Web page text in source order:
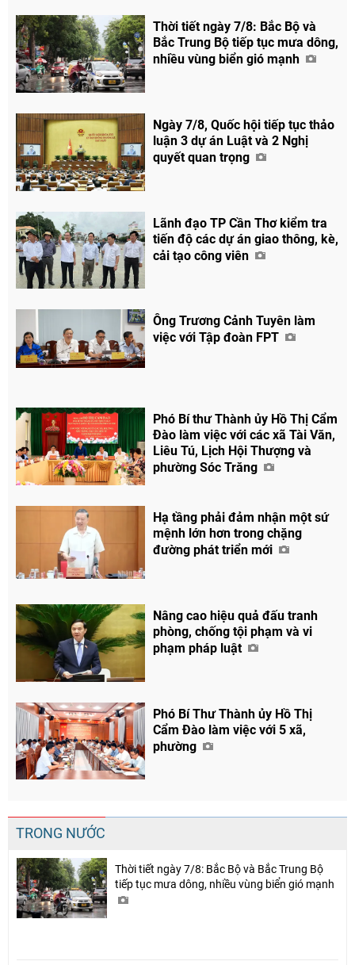
Thời tiết ngày 7/8: Bắc Bộ và
Bắc Trung Bộ tiếp tục mưa dông,
nhiều vùng biển gió mạnh
Ngày 7/8, Quốc hội tiếp tục thảo
luận 3 dự án Luật và 2 Nghị
quyết quan trọng
Lãnh đạo TP Cần Thơ kiểm tra
tiến độ các dự án giao thông, kè,
cải tạo công viên
Ông Trương Cảnh Tuyên làm
việc với Tập đoàn FPT
Phó Bí thư Thành ủy Hồ Thị Cẩm
Đào làm việc với các xã Tài Văn,
Liêu Tú, Lịch Hội Thượng và
phường Sóc Trăng
Hạ tầng phải đảm nhận một sứ
mệnh lớn hơn trong chặng
đường phát triển mới
Nâng cao hiệu quả đấu tranh
phòng, chống tội phạm và vi
phạm pháp luật
Phó Bí Thư Thành ủy Hồ Thị
Cẩm Đào làm việc với 5 xã,
phường
TRONG NƯỚC
Thời tiết ngày 7/8: Bắc Bộ và Bắc Trung Bộ
tiếp tục mưa dông, nhiều vùng biển gió mạnh